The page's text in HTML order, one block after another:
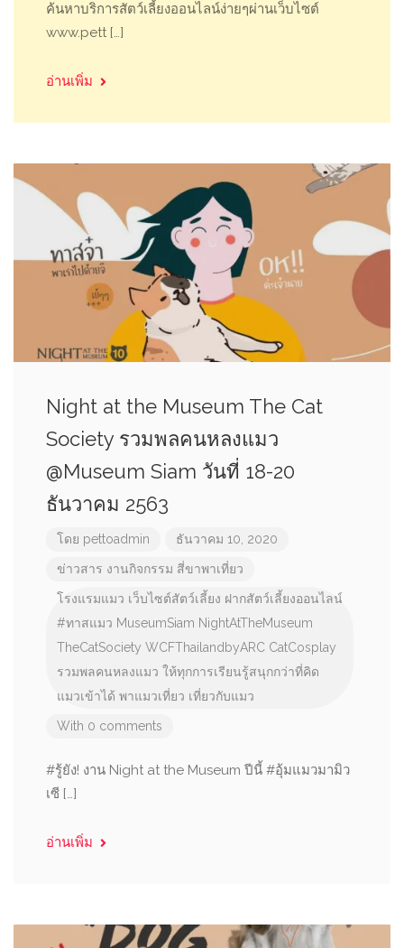
ค้นหาบริการสัตว์เลี้ยงออนไลน์ง่ายๆผ่านเว็บไซต์
www.pett […]
อ่านเพิ่ม
Night at the Museum The Cat
Society รวมพลคนหลงแมว
@Museum Siam วันที่ 18-20
ธันวาคม 2563
โดย pettoadmin ธันวาคม 10, 2020
ข่าวสาร งานกิจกรรม สี่ขาพาเที่ยว
โรงแรมแมว เว็บไซต์สัตว์เลี้ยง ฝากสัตว์เลี้ยงออนไลน์
#ทาสแมว MuseumSiam NightAtTheMuseum
TheCatSociety WCFThailandbyARC CatCosplay
รวมพลคนหลงแมว ให้ทุกการเรียนรู้สนุกกว่าที่คิด
แมวเข้าได้ พาแมวเที่ยว เที่ยวกับแมว
With 0 comments
#รู้ยัง! งาน Night at the Museum ปีนี้ #อุ้มแมวมามิว
เซี […]
อ่านเพิ่ม